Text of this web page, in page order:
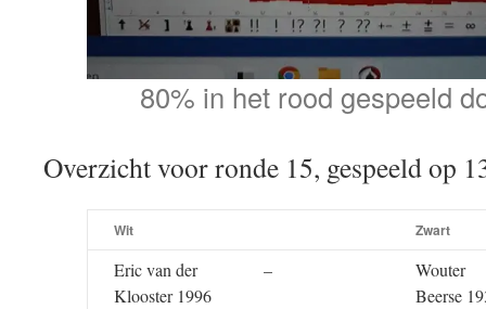
80% in het rood gespeeld
Overzicht voor ronde 15, gespeeld op
Wit Zwart
Eric van der
Klooster 1996
–
Wouter
Beerse